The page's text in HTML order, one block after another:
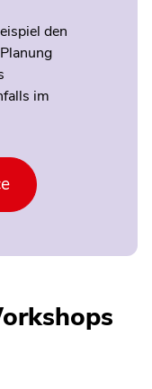
den
im